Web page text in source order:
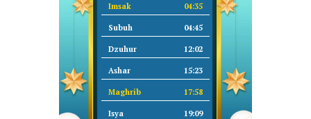
Imsak 04:35
Subuh 04:45
Dzuhur 12:02
Ashar 15:23
Maghrib 17:58
Isya 19:09